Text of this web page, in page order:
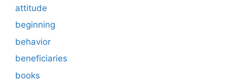
attitude
beginning
behavior
beneficiaries
books